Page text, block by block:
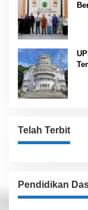
Telah Terbit
Pendidikan